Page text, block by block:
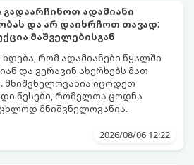
ბავშვები ან შინაური
არიან.
მთელ კოლონიას სულ
დღეში დაამარცხებთ.
ეფექტური ხაფანგის
რეცეპტს:
ადამიანი
და არ დაიხრჩოთ თავად:
მაშველებისგან
რომ ადამიანები წყალში
და ვერავინ ახერხებს მათ
მნიშვნელოვანია იცოდეთ
წესები, რომელთა ცოდნა
მნიშვნელოვანია.
2026/08/06 12:22